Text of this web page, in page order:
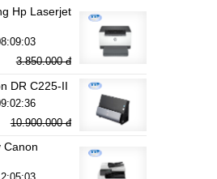
Hp Laserjet
3.850.000 đ
DR C225-II
10.900.000 đ
Canon